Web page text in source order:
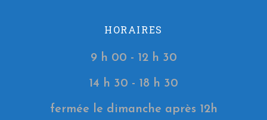
HORAIRES
9 h 00 - 12 h 30
14 h 30 - 18 h 30
fermée le dimanche après 12h